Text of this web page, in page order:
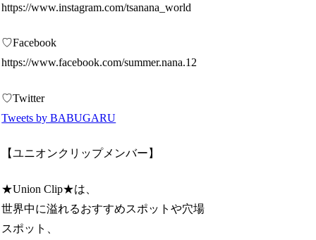
https://www.instagram.com/tsanana_world
♡Facebook
https://www.facebook.com/summer.nana.12
♡Twitter
Tweets by BABUGARU
【ユニオンクリップメンバー】
★Union Clip★は、
世界中に溢れるおすすめスポットや穴場
スポット、